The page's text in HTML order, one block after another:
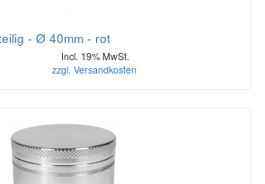
- Ø 40mm - rot
Incl. 19% MwSt.
zzgl. Versandkosten